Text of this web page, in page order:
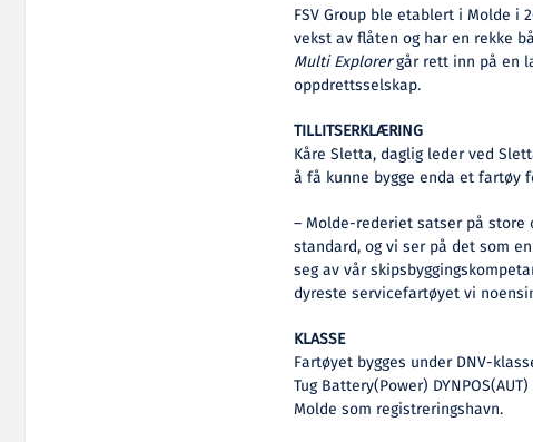
FSV Group ble etablert i Molde i
vekst av flåten og har en rekke
Multi Explorergår rett inn på en
oppdrettsselskap.
TILLITSERKLÆRING
Kåre Sletta, daglig leder ved
å få kunne bygge enda et fartøy
– Molde-rederiet satser på
standard, og vi ser på det som
seg av vår
dyreste servicefartøyet vi
KLASSE
Fartøyet bygges under DNV-
Tug Battery(Power)
Molde som registreringshavn.